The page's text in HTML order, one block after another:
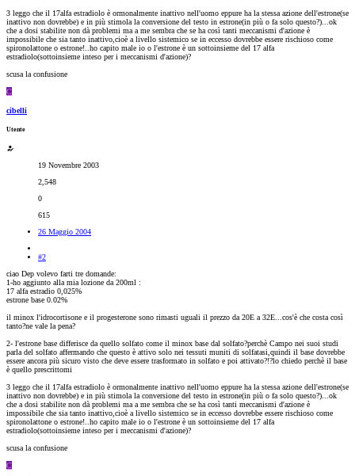
3 leggo che il 17alfa estradiolo è ormonalmente inattivo nell'uomo eppure ha la stessa azione dell'estrone(se
inattivo non dovrebbe) e in più stimola la conversione del testo in estrone(in più o fa solo questo?)...ok
che a dosi stabilite non dà problemi ma a me sembra che se ha così tanti meccanismi d'azione è
impossibile che sia tanto inattivo,cioè a livello sistemico se in eccesso dovrebbe essere rischioso come
spironolattone o estrone!..ho capito male io o l'estrone è un sottoinsieme del 17 alfa
estradiolo(sottoinsieme inteso per i meccanismi d'azione)?
scusa la confusione
C
cibelli
Utente
19 Novembre 2003
2,548
0
615
26 Maggio 2004
#2
ciao Dep volevo farti tre domande:
1-ho aggiunto alla mia lozione da 200ml :
17 alfa estradio 0,025%
estrone base 0.02%
il minox l'idrocortisone e il progesterone sono rimasti uguali il prezzo da 20E a 32E...cos'è che costa così
tanto?ne vale la pena?
2- l'estrone base differisce da quello solfato come il minox base dal solfato?perchè Campo nei suoi studi
parla del solfato affermando che questo è attivo solo nei tessuti muniti di solfatasi,quindi il base dovrebbe
essere ancora più sicuro visto che deve essere trasformato in solfato e poi attivato?!?lo chiedo perchè il base
è quello prescrittomi
3 leggo che il 17alfa estradiolo è ormonalmente inattivo nell'uomo eppure ha la stessa azione dell'estrone(se
inattivo non dovrebbe) e in più stimola la conversione del testo in estrone(in più o fa solo questo?)...ok
che a dosi stabilite non dà problemi ma a me sembra che se ha così tanti meccanismi d'azione è
impossibile che sia tanto inattivo,cioè a livello sistemico se in eccesso dovrebbe essere rischioso come
spironolattone o estrone!..ho capito male io o l'estrone è un sottoinsieme del 17 alfa
estradiolo(sottoinsieme inteso per i meccanismi d'azione)?
scusa la confusione
C